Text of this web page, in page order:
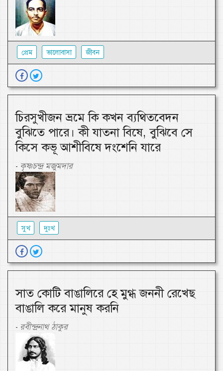
প্রেম ভালোবাসা জীবন
চিরসুখীজন ভ্রমে কি কখন ব্যথিতবেদন
বুঝিতে পারে। কী যাতনা বিষে, বুঝিবে সে
কিসে কভূ আশীবিষে দংশেনি যারে
- কৃষ্ণচন্দ্র মজুমদার
সুখ দুঃখ
সাত কোটি বাঙালিরে হে মুগ্ধ জননী রেখেছ
বাঙালি করে মানুষ করনি
- রবীন্দ্রনাথ ঠাকুর